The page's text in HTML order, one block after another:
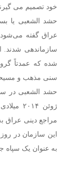
خود تصمیم می
حشد الشعبی یا
شده که عمدتاً
سنی مذهب و مسیحی
ژوئن
مراجع دینی عراق
به عنوان یک سپاه